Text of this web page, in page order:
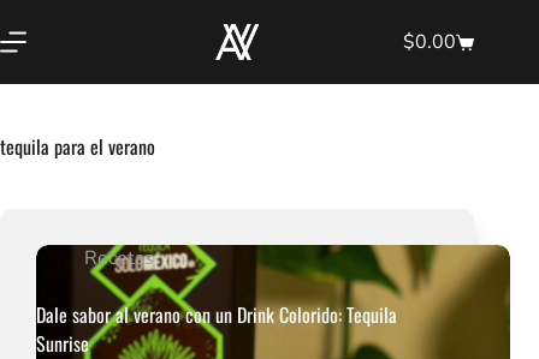
al
Shopping
cart
$0.00
tequila para el verano
Recetas
Dale sabor al verano con un Drink Colorido: Tequila
Sunrise